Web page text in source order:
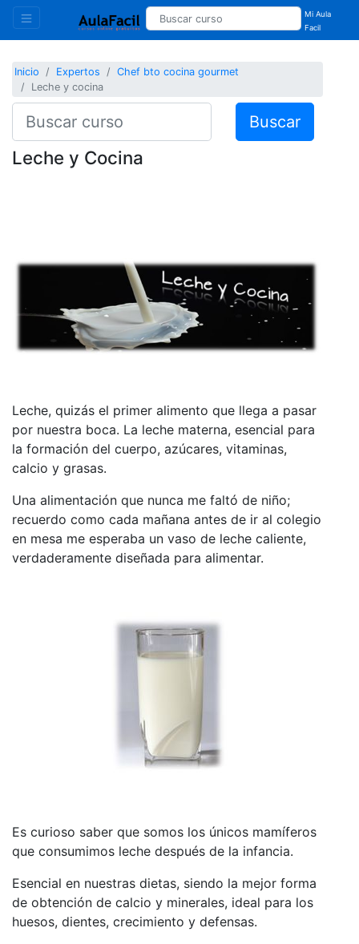
Mi Aula
Facil
Inicio Expertos
Chef bto cocina gourmet
Leche y cocina
Buscar
Leche y Cocina
Leche, quizás el primer alimento que llega a pasar
por nuestra boca. La leche materna, esencial para
la formación del cuerpo, azúcares, vitaminas,
calcio y grasas.
Una alimentación que nunca me faltó de niño;
recuerdo como cada mañana antes de ir al colegio
en mesa me esperaba un vaso de leche caliente,
verdaderamente diseñada para alimentar.
Es curioso saber que somos los únicos mamíferos
que consumimos leche después de la infancia.
Esencial en nuestras dietas, siendo la mejor forma
de obtención de calcio y minerales, ideal para los
huesos, dientes, crecimiento y defensas.